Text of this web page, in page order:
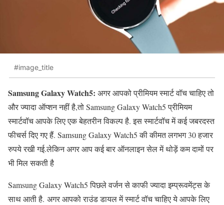
#image_title
Samsung Galaxy Watch5: अगर आपको प्रीमियम स्मार्ट वॉच चाहिए तो
और ज्यादा ऑप्शन नहीं है,तो Samsung Galaxy Watch5 प्रीमियम
स्मार्टवॉच आपके लिए एक बेहतरीन विकल्प है. इस स्मार्टवॉच में कई जबरदस्त
फीचर्स दिए गए हैं. Samsung Galaxy Watch5 की कीमत लगभग 30 हजार
रुपये रखी गई.लेकिन अगर आप कई बार ऑनलाइन सेल में थोड़ें कम दामों पर
भी मिल सकती है
Samsung Galaxy Watch5 पिछले वर्जन से काफी ज्यादा इम्प्रूवमेंट्स के
साथ आती है. अगर आपको राउंड डायल में स्मार्ट वॉच चाहिए ये आपके लिए